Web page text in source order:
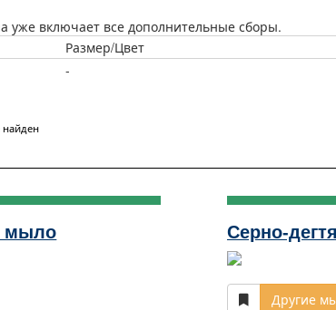
уже включает все дополнительные сборы.
Размер/Цвет
-
найден
мыло Серно-
Другие